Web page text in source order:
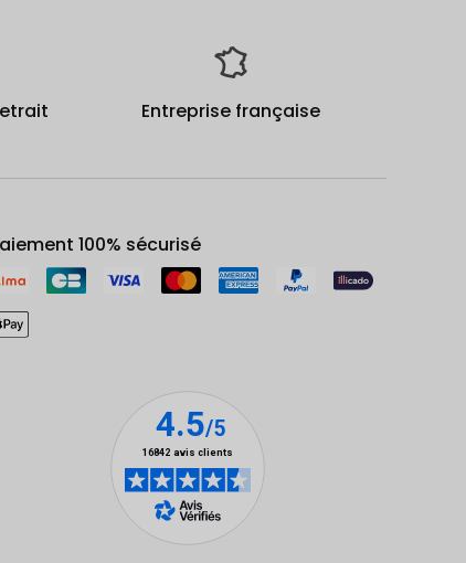
Entreprise française
100% sécurisé